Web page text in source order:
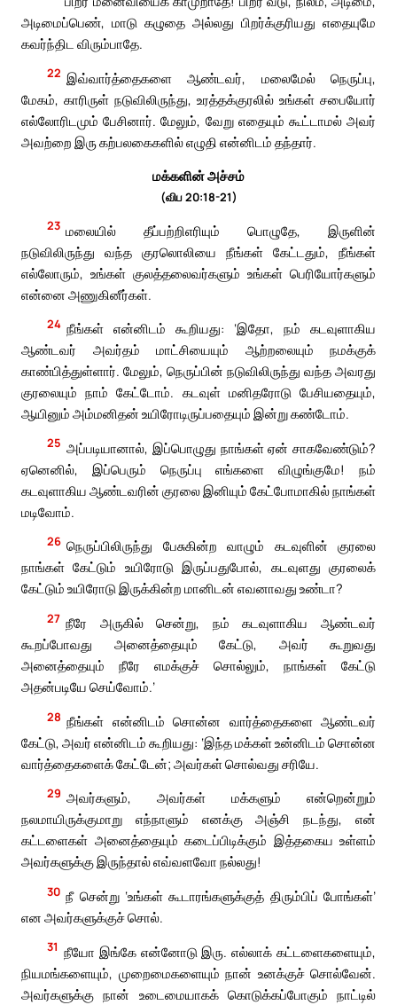
அடிமைப்பெண், மாடு கழுதை அல்லது பிறர்க்குரியது எதையுமே
கவர்ந்திட விரும்பாதே.
22 இவ்வார்த்தைகளை ஆண்டவர், மலைமேல் நெருப்பு,
மேகம், காரிருள் நடுவிலிருந்து, உரத்தக்குரலில் உங்கள் சபையோர்
எல்லோரிடமும் பேசினார். மேலும், வேறு எதையும் கூட்டாமல் அவர்
அவற்றை இரு கற்பலகைகளில் எழுதி என்னிடம் தந்தார்.
மக்களின் அச்சம்
(விப 20:18-21)
23 மலையில் தீப்பற்றிஎரியும் பொழுதே, இருளின்
நடுவிலிருந்து வந்த குரலொலியை நீங்கள் கேட்டதும், நீங்கள்
எல்லோரும், உங்கள் குலத்தலைவர்களும் உங்கள் பெரியோர்களும்
என்னை அணுகினீர்கள்.
24 நீங்கள் என்னிடம் கூறியது: ‘இதோ, நம் கடவுளாகிய
ஆண்டவர் அவர்தம் மாட்சியையும் ஆற்றலையும் நமக்குக்
காண்பித்துள்ளார். மேலும், நெருப்பின் நடுவிலிருந்து வந்த அவரது
குரலையும் நாம் கேட்டோம். கடவுள் மனிதரோடு பேசியதையும்,
ஆயினும் அம்மனிதன் உயிரோடிருப்பதையும் இன்று கண்டோம்.
25 அப்படியானால், இப்பொழுது நாங்கள் ஏன் சாகவேண்டும்?
ஏனெனில், இப்பெரும் நெருப்பு எங்களை விழுங்குமே! நம்
கடவுளாகிய ஆண்டவரின் குரலை இனியும் கேட்போமாகில் நாங்கள்
மடிவோம்.
26 நெருப்பிலிருந்து பேசுகின்ற வாழும் கடவுளின் குரலை
நாங்கள் கேட்டும் உயிரோடு இருப்பதுபோல், கடவுளது குரலைக்
கேட்டும் உயிரோடு இருக்கின்ற மானிடன் எவனாவது உண்டா?
27 நீரே அருகில் சென்று, நம் கடவுளாகிய ஆண்டவர்
கூறப்போவது அனைத்தையும் கேட்டு, அவர் கூறுவது
அனைத்தையும் நீரே எமக்குச் சொல்லும், நாங்கள் கேட்டு
அதன்படியே செய்வோம்.’
28 நீங்கள் என்னிடம் சொன்ன வார்த்தைகளை ஆண்டவர்
கேட்டு, அவர் என்னிடம் கூறியது: ‘இந்த மக்கள் உன்னிடம் சொன்ன
வார்த்தைகளைக் கேட்டேன்; அவர்கள் சொல்வது சரியே.
29 அவர்களும், அவர்கள் மக்களும் என்றென்றும்
நலமாயிருக்குமாறு எந்நாளும் எனக்கு அஞ்சி நடந்து, என்
கட்டளைகள் அனைத்தையும் கடைப்பிடிக்கும் இத்தகைய உள்ளம்
அவர்களுக்கு இருந்தால் எவ்வளவோ நல்லது!
30 நீ சென்று ‘உங்கள் கூடாரங்களுக்குத் திரும்பிப் போங்கள்’
என அவர்களுக்குச் சொல்.
31 நீயோ இங்கே என்னோடு இரு. எல்லாக் கட்டளைகளையும்,
நியமங்களையும், முறைமைகளையும் நான் உனக்குச் சொல்வேன்.
அவர்களுக்கு நான் உடைமையாகக் கொடுக்கப்போகும் நாட்டில்